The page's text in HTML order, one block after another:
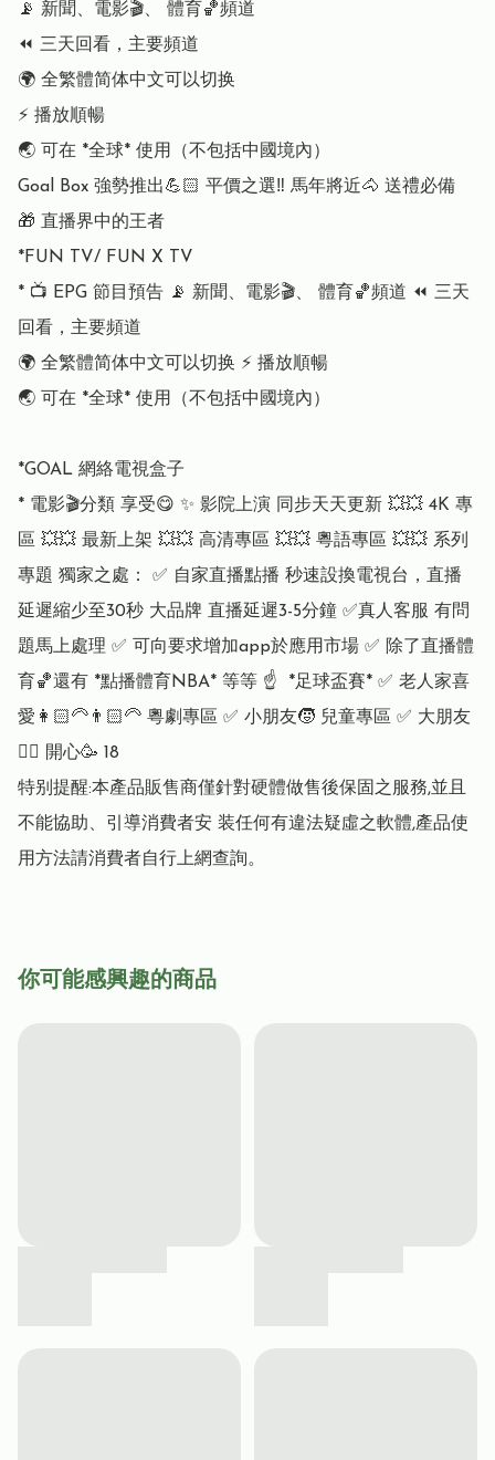
📡 新聞、電影🎬、 體育🏀頻道
⏪ 三天回看，主要頻道
🌍 全繁體简体中文可以切换
⚡️ 播放順暢
🌏 可在 *全球* 使用（不包括中國境內）
Goal Box 強勢推出💪🏻 平價之選‼️ 馬年將近🐴 送禮必備
🎁 直播界中的王者
*FUN TV/ FUN X TV
* 📺 EPG 節目預告 📡 新聞、電影🎬、 體育🏀頻道 ⏪ 三天
回看，主要頻道
🌍 全繁體简体中文可以切换 ⚡️ 播放順暢
🌏 可在 *全球* 使用（不包括中國境內）
*GOAL 網絡電視盒子
* 電影🎬分類 享受😋 ✨ 影院上演 同步天天更新 💥💥 4K 專
區 💥💥 最新上架 💥💥 高清專區 💥💥 粵語專區 💥💥 系列
專題 獨家之處： ✅ 自家直播點播 秒速設換電視台，直播
延遲縮少至30秒 大品牌 直播延遲3-5分鐘 ✅真人客服 有問
題馬上處理 ✅ 可向要求增加app於應用市場 ✅ 除了直播體
育🏀還有 *點播體育NBA* 等等 ☝️  *足球盃賽* ✅ 老人家喜
愛👩🏻‍🦳👨🏻‍🦳 粵劇專區 ✅ 小朋友🧒 兒童專區 ✅ 大朋友
👯‍♀️ 開心🥳 18
特别提醒:本產品販售商僅針對硬體做售後保固之服務,並且
不能協助、引導消費者安 装任何有違法疑虛之軟體,產品使
用方法請消費者自行上網查詢。
你可能感興趣的商品